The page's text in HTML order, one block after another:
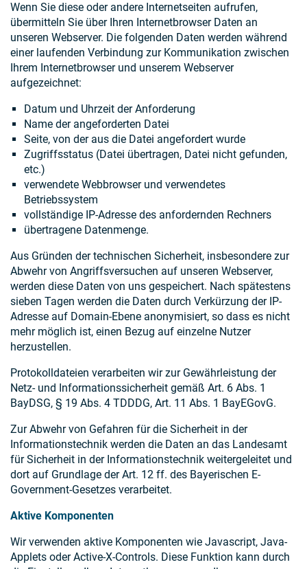
Wenn Sie diese oder andere Internetseiten aufrufen,
übermitteln Sie über Ihren Internetbrowser Daten an
unseren Webserver. Die folgenden Daten werden während
einer laufenden Verbindung zur Kommunikation zwischen
Ihrem Internetbrowser und unserem Webserver
aufgezeichnet:
Datum und Uhrzeit der Anforderung
Name der angeforderten Datei
Seite, von der aus die Datei angefordert wurde
Zugriffsstatus (Datei übertragen, Datei nicht gefunden,
etc.)
verwendete Webbrowser und verwendetes
Betriebssystem
vollständige IP-Adresse des anfordernden Rechners
übertragene Datenmenge.
Aus Gründen der technischen Sicherheit, insbesondere zur
Abwehr von Angriffsversuchen auf unseren Webserver,
werden diese Daten von uns gespeichert. Nach spätestens
sieben Tagen werden die Daten durch Verkürzung der IP-
Adresse auf Domain-Ebene anonymisiert, so dass es nicht
mehr möglich ist, einen Bezug auf einzelne Nutzer
herzustellen.
Protokolldateien verarbeiten wir zur Gewährleistung der
Netz- und Informationssicherheit gemäß Art. 6 Abs. 1
BayDSG, § 19 Abs. 4 TDDDG, Art. 11 Abs. 1 BayEGovG.
Zur Abwehr von Gefahren für die Sicherheit in der
Informationstechnik werden die Daten an das Landesamt
für Sicherheit in der Informationstechnik weitergeleitet und
dort auf Grundlage der Art. 12 ff. des Bayerischen E-
Government-Gesetzes verarbeitet.
Aktive Komponenten
Wir verwenden aktive Komponenten wie Javascript, Java-
Applets oder Active-X-Controls. Diese Funktion kann durch